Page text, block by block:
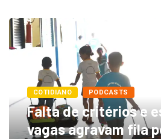
COTIDIANO PODCASTS
Falta de critérios e
vagas agravam fila